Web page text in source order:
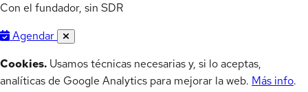
Con el fundador, sin SDR
Agendar
Cookies. Usamos técnicas necesarias y, si lo aceptas,
analíticas de Google Analytics para mejorar la web. Más info.